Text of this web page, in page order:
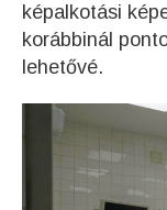
képalkotási
korábbinál
lehetővé.